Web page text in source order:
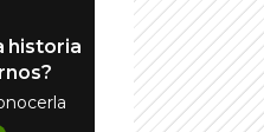
historia